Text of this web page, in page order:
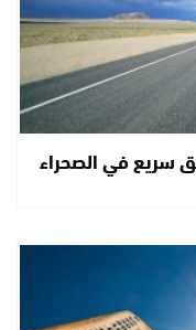
سريع في الصحراء